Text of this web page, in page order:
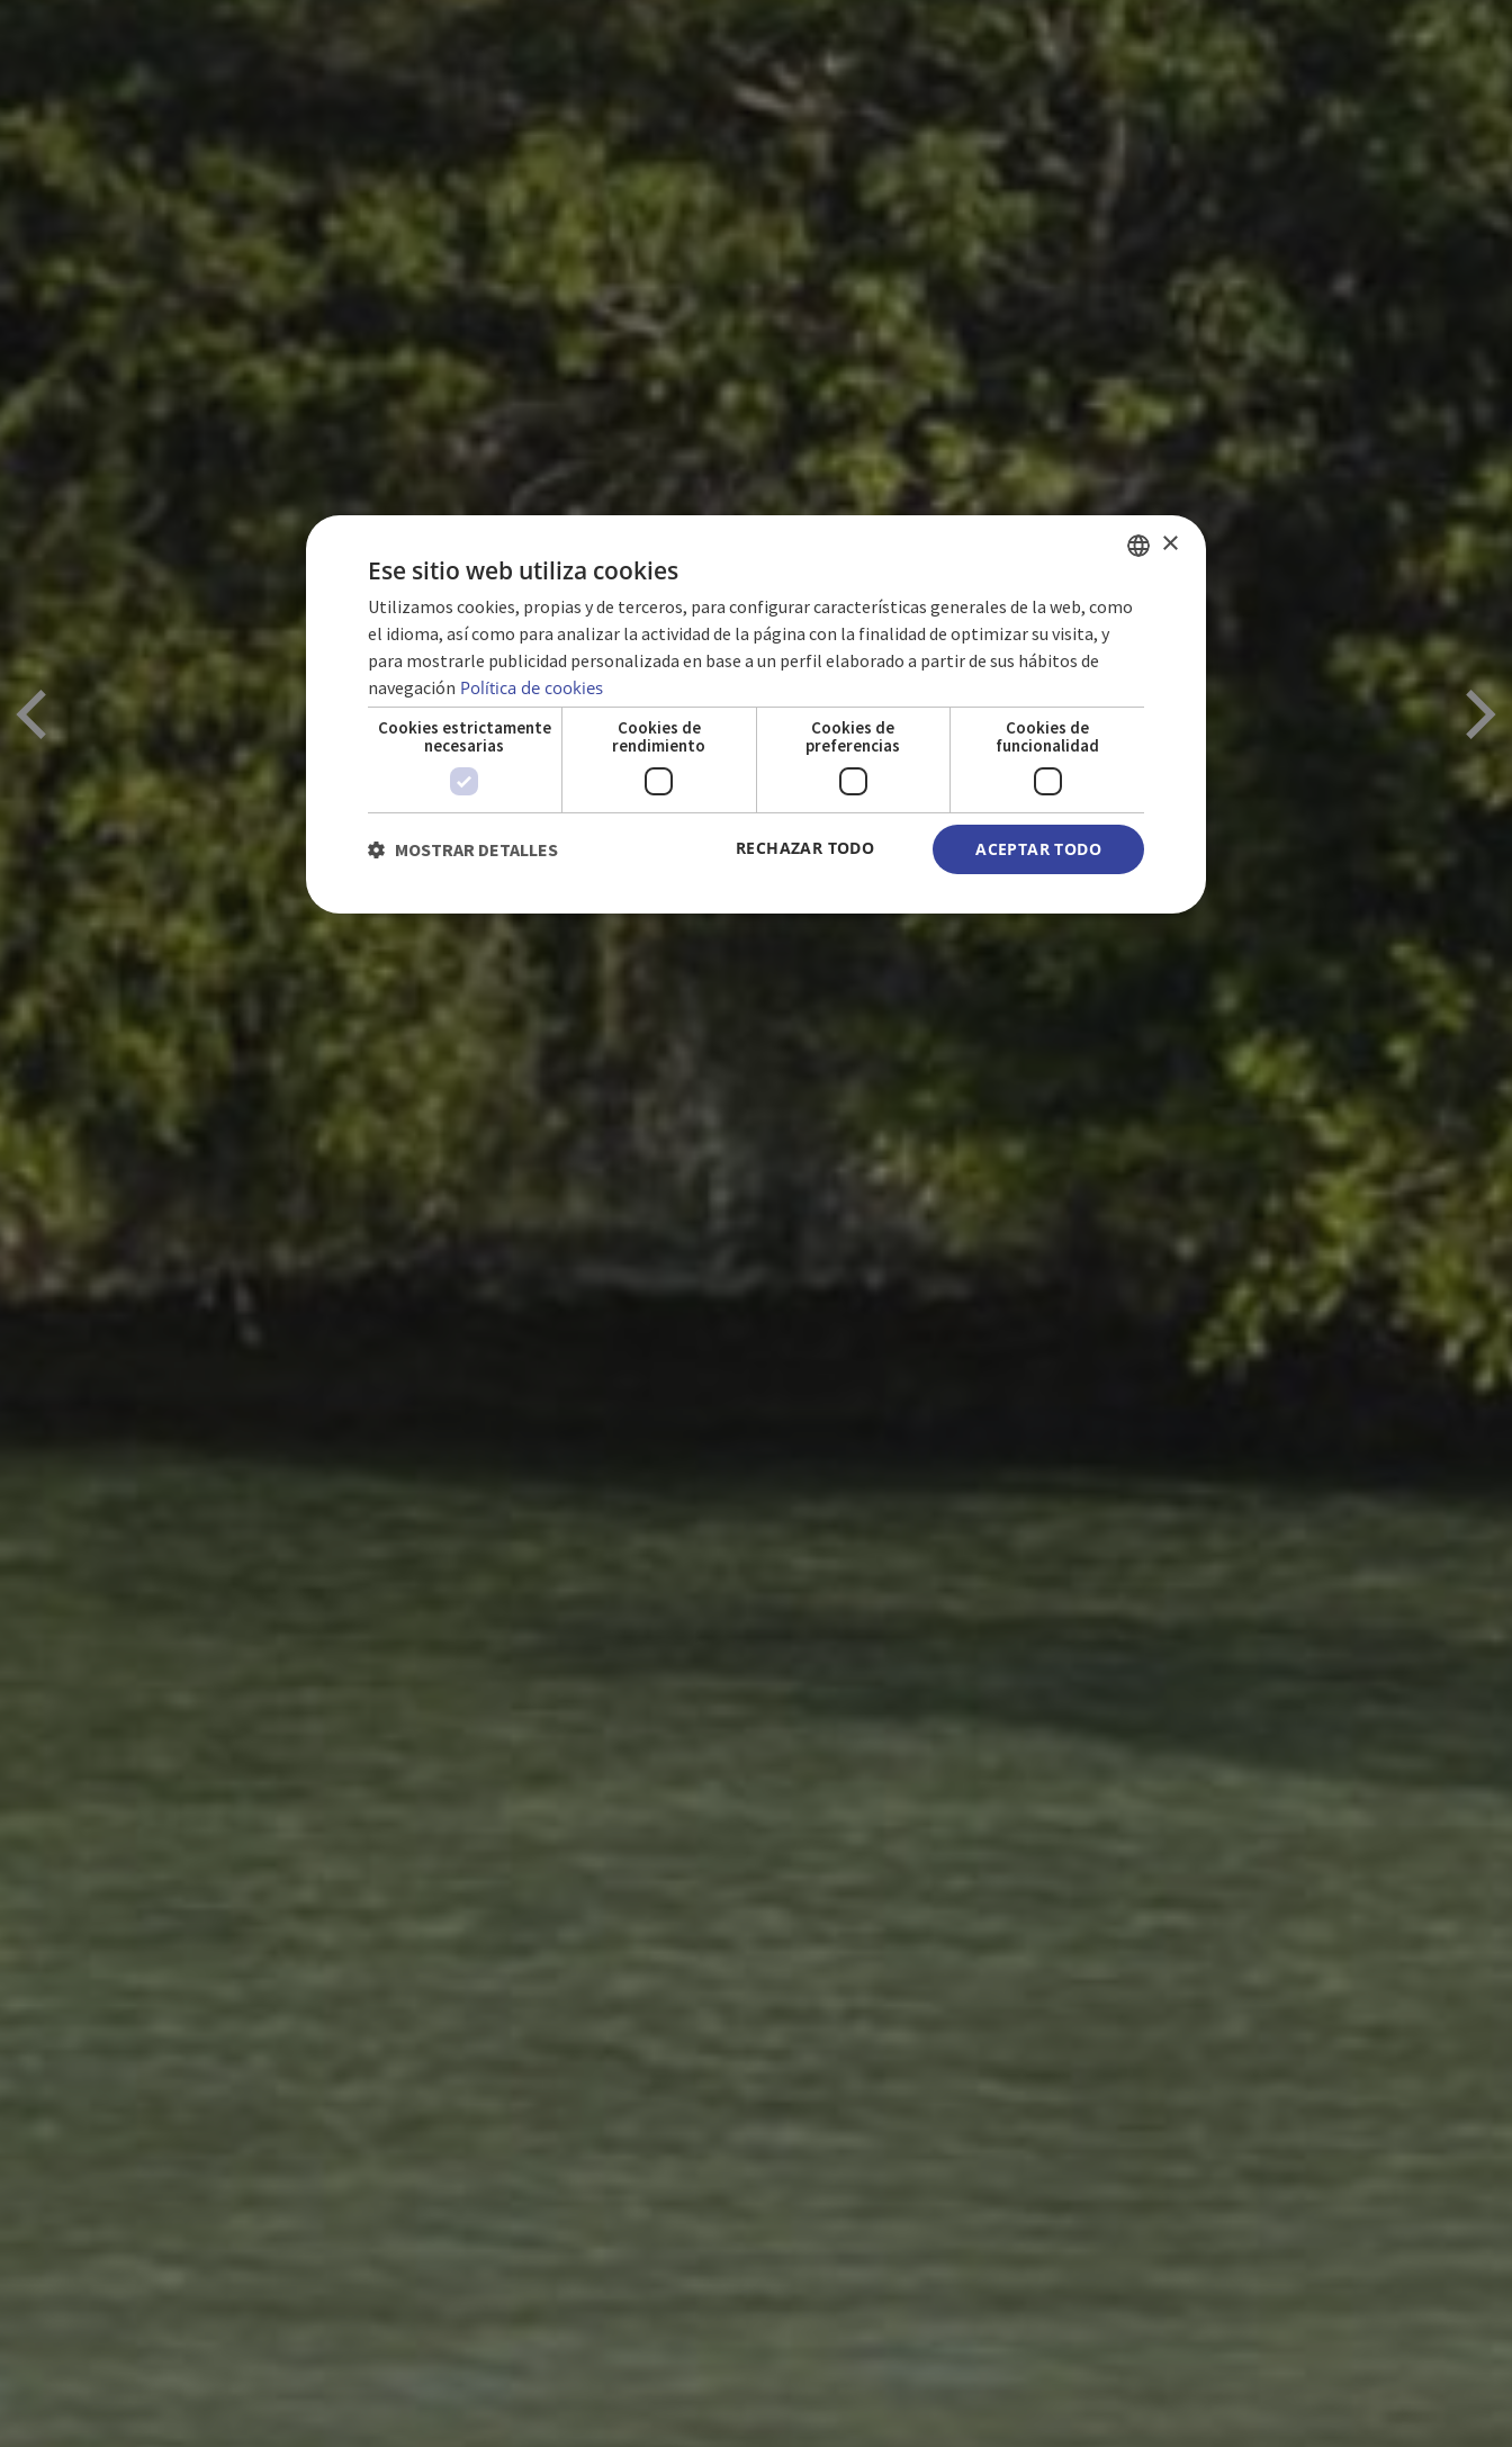
VILLA LAS BRUJAS
SPANISH
ENGLISH
×
Ese sitio web utiliza cookies
Utilizamos cookies, propias y de terceros, para configurar características generales de la web, como
el idioma, así como para analizar la actividad de la página con la finalidad de optimizar su visita, y
para mostrarle publicidad personalizada en base a un perfil elaborado a partir de sus hábitos de
navegación Política de cookies
Cookies estrictamente
necesarias
Cookies de
rendimiento
Cookies de
preferencias
Cookies de
funcionalidad
ACEPTAR TODO
RECHAZAR TODO
MOSTRAR DETALLES